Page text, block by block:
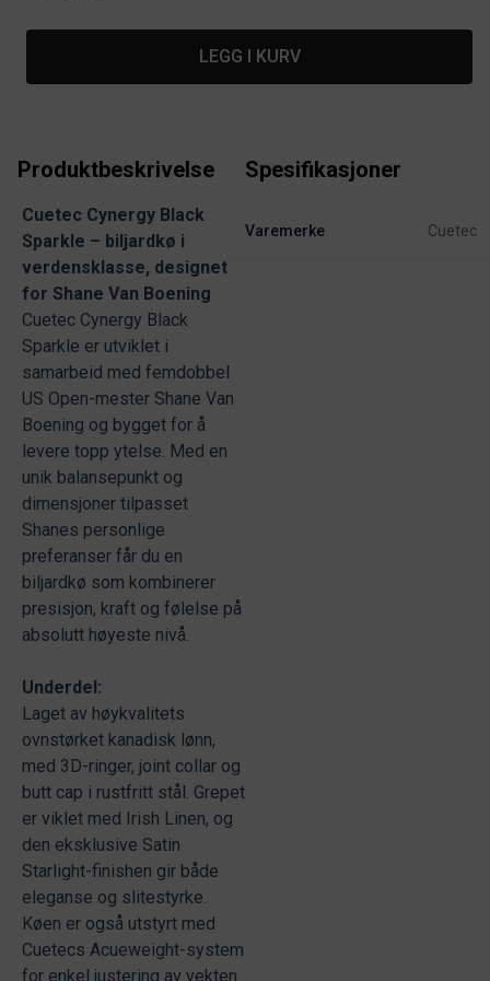
LEGG I KURV
Produktbeskrivelse
Cuetec Cynergy Black
Sparkle – biljardkø i
verdensklasse, designet
for Shane Van Boening
Cuetec Cynergy Black
Sparkle er utviklet i
samarbeid med femdobbel
US Open-mester Shane Van
Boening og bygget for å
levere topp ytelse. Med en
unik balansepunkt og
dimensjoner tilpasset
Shanes personlige
preferanser får du en
biljardkø som kombinerer
presisjon, kraft og følelse på
absolutt høyeste nivå.
Underdel:
Laget av høykvalitets
ovnstørket kanadisk lønn,
med 3D-ringer, joint collar og
butt cap i rustfritt stål. Grepet
er viklet med Irish Linen, og
den eksklusive Satin
Starlight-finishen gir både
eleganse og slitestyrke.
Køen er også utstyrt med
Cuetecs Acueweight-system
for enkel justering av vekten.
Spesifikasjoner
Varemerke Cuetec